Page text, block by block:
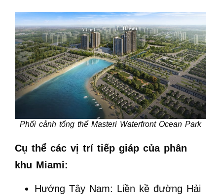
Phối cảnh tổng thể Masteri Waterfront Ocean Park
Cụ thể các vị trí tiếp giáp của phân
khu Miami:
Hướng Tây Nam: Liền kề đường Hải